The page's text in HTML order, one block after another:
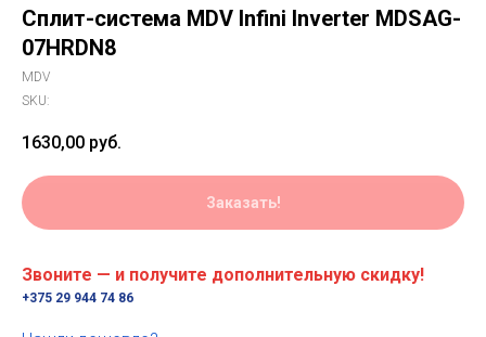
Сплит-система MDV Infini Inverter MDSAG-
07HRDN8
MDV
SKU:
1630,00 руб.
Заказать!
Звоните — и получите дополнительную скидку!
+375 29 944 74 86